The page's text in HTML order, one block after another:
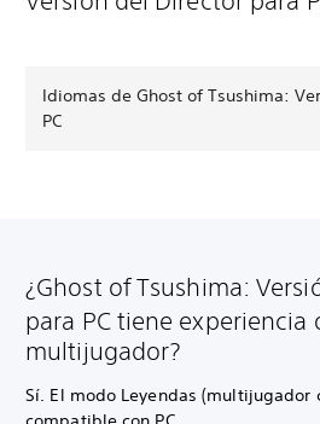
Idiomas de Ghost of Tsushima:
PC
¿Ghost of Tsushima:
para PC tiene experiencia
multijugador?
Sí. El modo Leyendas (multijugador